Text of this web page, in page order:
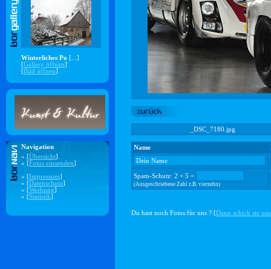
Winterliches Po [...]
[Gallery öffnen]
[Bild öffnen]
Navigation
» [Übersicht]
» [Fotos einsenden]
» [Impressum]
» [Datenschutz]
» [Werbung]
» [Statistik]
_DSC_7180.jpg
Name
Spam-Schutz: 2 + 5 =
(Ausgeschriebene Zahl z.B. vierzehn)
Du hast noch Fotos für uns ? [Dann schick sie uns